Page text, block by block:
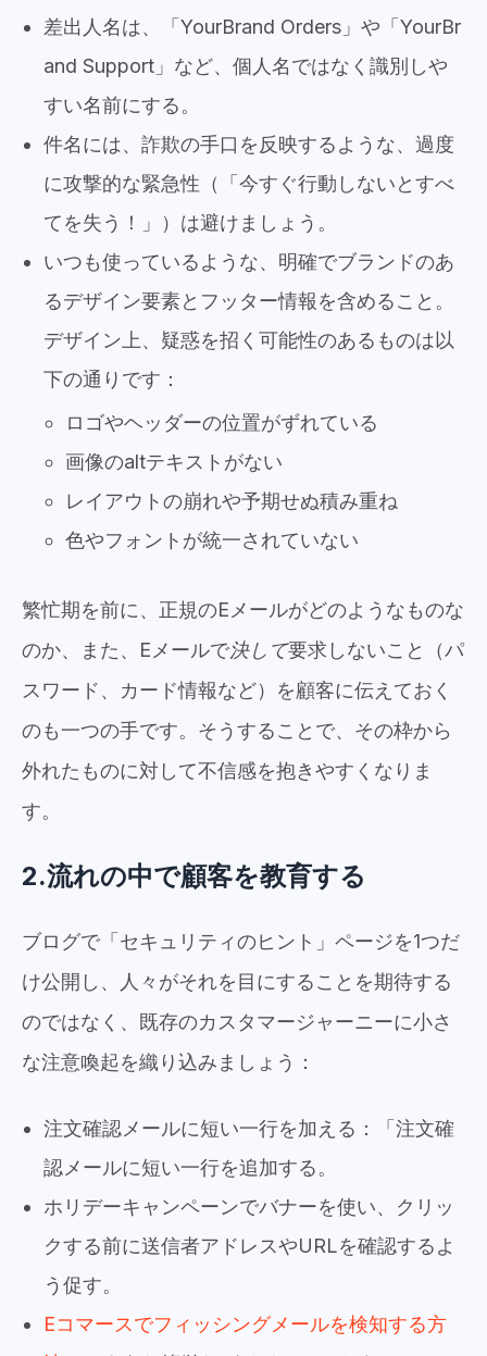
差出人名は、「YourBrand Orders」や「YourBr
and Support」など、個人名ではなく識別しや
すい名前にする。
件名には、詐欺の手口を反映するような、過度
に攻撃的な緊急性（「今すぐ行動しないとすべ
てを失う！」）は避けましょう。
いつも使っているような、明確でブランドのあ
るデザイン要素とフッター情報を含めること。
デザイン上、疑惑を招く可能性のあるものは以
下の通りです：
ロゴやヘッダーの位置がずれている
画像のaltテキストがない
レイアウトの崩れや予期せぬ積み重ね
色やフォントが統一されていない
繁忙期を前に、正規のEメールがどのようなものな
のか、また、Eメールで決して要求しないこと（パ
スワード、カード情報など）を顧客に伝えておく
のも一つの手です。そうすることで、その枠から
外れたものに対して不信感を抱きやすくなりま
す。
2.流れの中で顧客を教育する
ブログで「セキュリティのヒント」ページを1つだ
け公開し、人々がそれを目にすることを期待する
のではなく、既存のカスタマージャーニーに小さ
な注意喚起を織り込みましょう：
注文確認メールに短い一行を加える：「注文確
認メールに短い一行を追加する。
ホリデーキャンペーンでバナーを使い、クリッ
クする前に送信者アドレスやURLを確認するよ
う促す。
Eコマースでフィッシングメールを検知する方